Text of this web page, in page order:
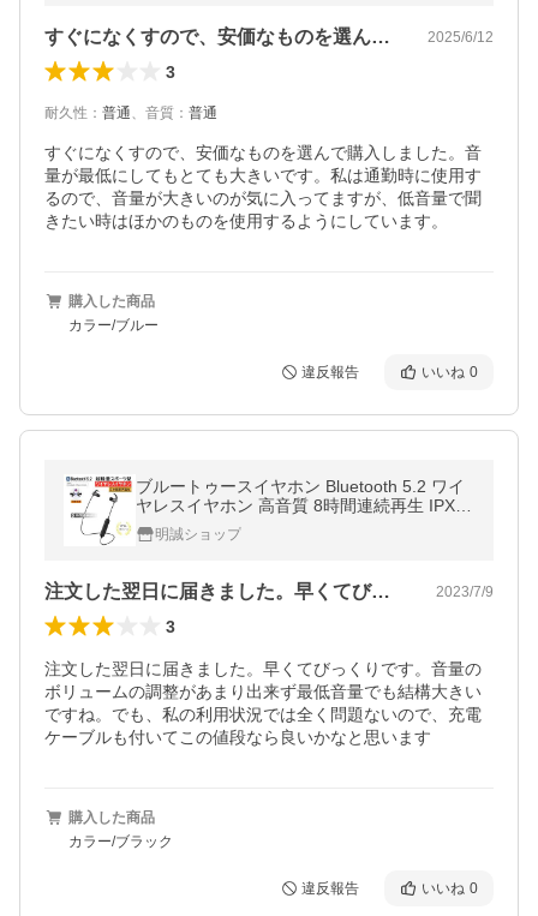
すぐになくすので、安価なものを選んで購… 2025/6/12
3
耐久性 ： 普通、 音質 ： 普通
すぐになくすので、安価なものを選んで購入しました。音
量が最低にしてもとても大きいです。私は通勤時に使用す
るので、音量が大きいのが気に入ってますが、低音量で聞
きたい時はほかのものを使用するようにしています。
購入した商品
カラー/ブルー
違反報告 いいね 0
ブルートゥースイヤホン Bluetooth 5.2 ワイ
ヤレスイヤホン 高音質 8時間連続再生 IPX4
防水 ヘッドセット マイク内蔵 ハンズフリー
【PL保険加入済み製品・安心】
明誠ショップ
注文した翌日に届きました。早くてびっく… 2023/7/9
3
注文した翌日に届きました。早くてびっくりです。音量の
ボリュームの調整があまり出来ず最低音量でも結構大きい
ですね。でも、私の利用状況では全く問題ないので、充電
ケーブルも付いてこの値段なら良いかなと思います
購入した商品
カラー/ブラック
違反報告 いいね 0